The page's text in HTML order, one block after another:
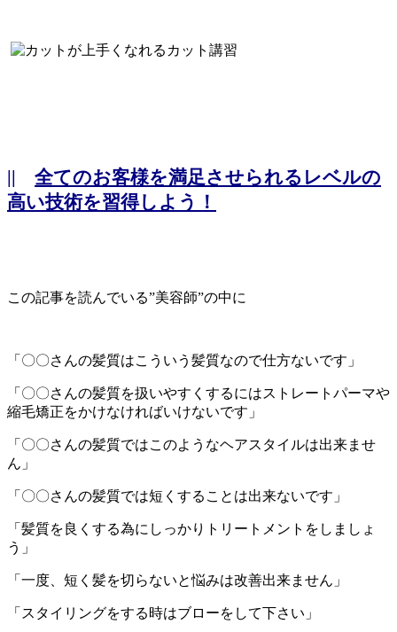
|| 全てのお客様を満足させられるレベルの
高い技術を習得しよう！
この記事を読んでいる”美容師”の中に
「〇〇さんの髪質はこういう髪質なので仕方ないです」
「〇〇さんの髪質を扱いやすくするにはストレートパーマや
縮毛矯正をかけなければいけないです」
「〇〇さんの髪質ではこのようなヘアスタイルは出来ませ
ん」
「〇〇さんの髪質では短くすることは出来ないです」
「髪質を良くする為にしっかりトリートメントをしましょ
う」
「一度、短く髪を切らないと悩みは改善出来ません」
「スタイリングをする時はブローをして下さい」